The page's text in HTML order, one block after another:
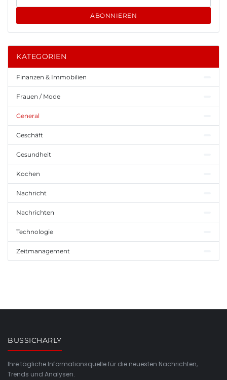
ABONNIEREN
KATEGORIEN
Finanzen & Immobilien
Frauen / Mode
General
Geschäft
Gesundheit
Kochen
Nachricht
Nachrichten
Technologie
Zeitmanagement
BUSSICHARLY
Ihre tägliche Informationsquelle für die neuesten Nachrichten,
Trends und Analysen.